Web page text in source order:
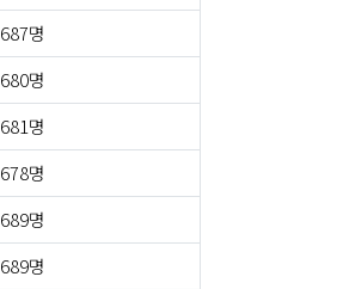
687명
680명
681명
678명
689명
689명